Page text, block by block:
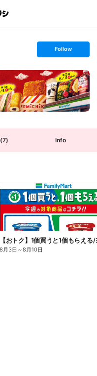
s
t
o
l
l
o
w
Follow
(7) Info
8月3日 ～8月10日